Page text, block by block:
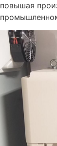
повышая